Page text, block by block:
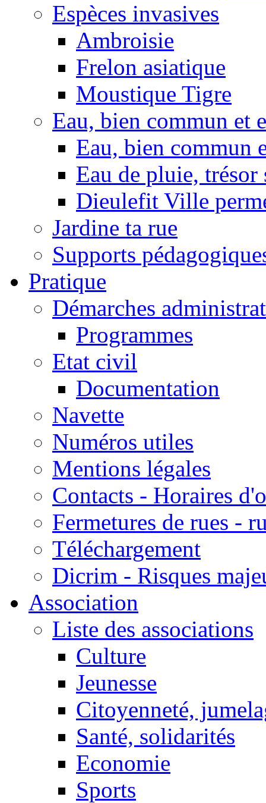
Espèces invasives
Ambroisie
Frelon asiatique
Moustique Tigre
Eau, bien commun et
Eau, bien commun
Eau de pluie,
Dieulefit Ville
Jardine ta rue
Supports
Pratique
Démarches
Programmes
Etat civil
Documentation
Navette
Numéros utiles
Mentions légales
Contacts - Horaires
Fermetures de rues -
Téléchargement
Dicrim - Risques
Association
Liste des associations
Culture
Jeunesse
Citoyenneté,
Santé, solidarités
Economie
Sports